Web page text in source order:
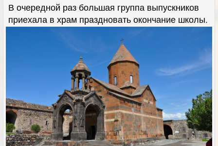
В очередной раз большая группа выпускников
приехала в храм праздновать окончание школы.